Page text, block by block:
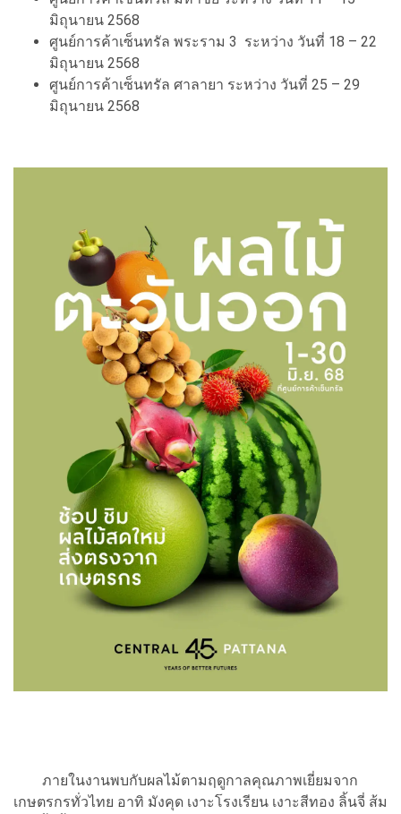
มิถุนายน 2568
ศูนย์การค้าเซ็นทรัล พระราม 3 ระหว่าง วันที่ 18 – 22
มิถุนายน 2568
ศูนย์การค้าเซ็นทรัล ศาลายา ระหว่าง วันที่ 25 – 29
มิถุนายน 2568
ภายในงานพบกับผลไม้ตามฤดูกาลคุณภาพเยี่ยมจาก
เกษตรกรทั่วไทย อาทิ มังคุด เงาะโรงเรียน เงาะสีทอง ลิ้นจี่ ส้ม